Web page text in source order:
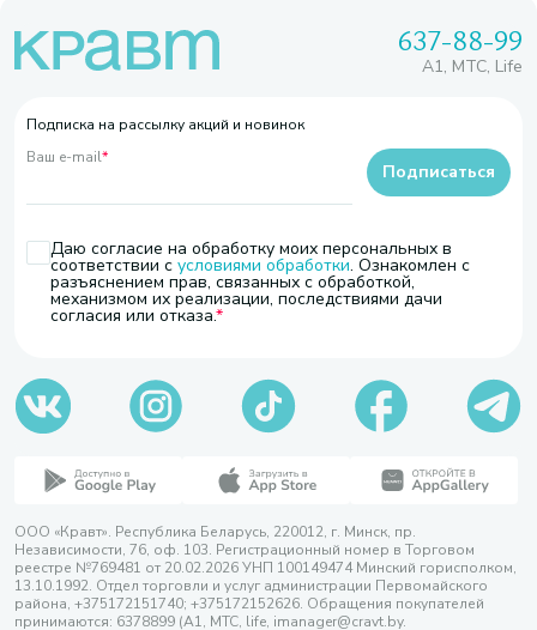
637-88-99
A1, МТС, Life
Подписка на рассылку акций и новинок
Ваш e-mail*
Даю согласие на обработку моих персональных в
соответствии с условиями обработки. Ознакомлен с
разъяснением прав, связанных с обработкой,
механизмом их реализации, последствиями дачи
согласия или отказа.
Подписаться
ООО «Кравт». Республика Беларусь, 220012, г. Минск, пр.
Независимости, 76, оф. 103. Регистрационный номер в Торговом
реестре №769481 от 20.02.2026 УНП 100149474 Минский горисполком,
13.10.1992. Отдел торговли и услуг администрации Первомайского
района, +375172151740; +375172152626. Обращения покупателей
принимаются: 6378899 (А1, МТС, life, imanager@cravt.by.